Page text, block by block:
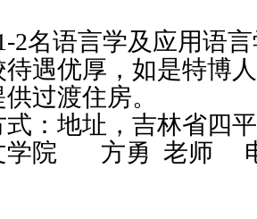
名语言学及应用语言
遇优厚，如是特博
过渡住房。
地址，吉林省四平
学院 方勇 老师 电